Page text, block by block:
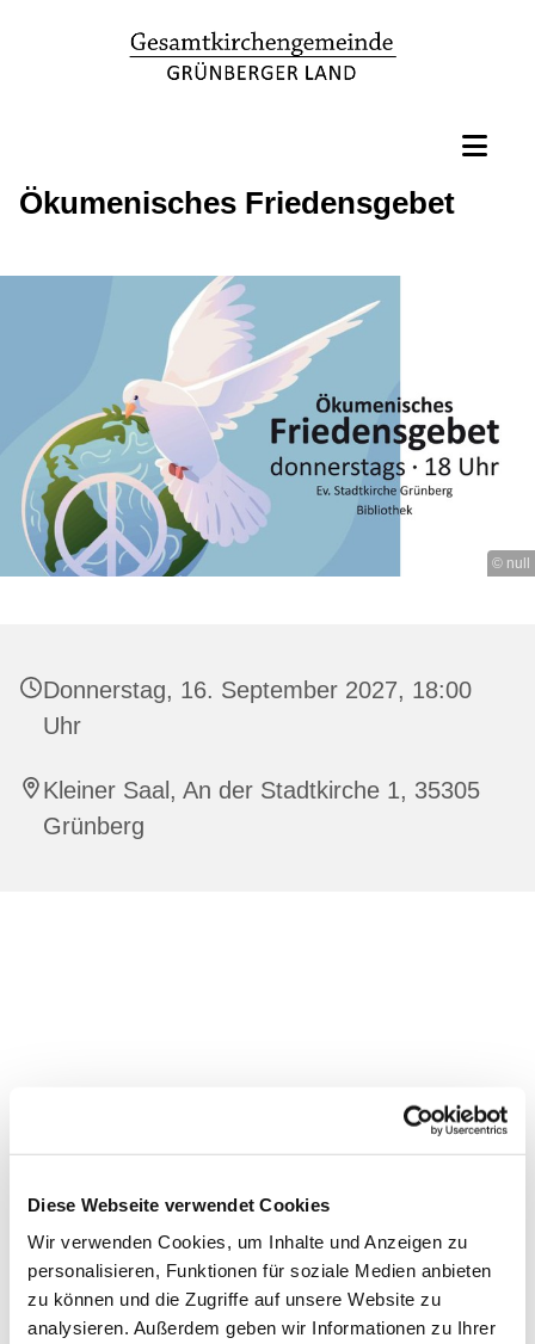
Diese Webseite verwendet Cookies
Wir verwenden Cookies, um Inhalte und Anzeigen zu
personalisieren, Funktionen für soziale Medien anbieten
zu können und die Zugriffe auf unsere Website zu
analysieren. Außerdem geben wir Informationen zu Ihrer
Ökumenisches Friedensgebet
© null
Donnerstag, 16. September 2027, 18:00
Uhr
Kleiner Saal, An der Stadtkirche 1, 35305
Grünberg